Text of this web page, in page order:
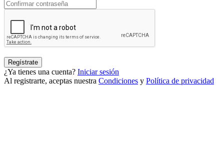
Regístrate
¿Ya tienes una cuenta? Iniciar sesión
Al registrarte, aceptas nuestra Condiciones y Política de privacidad